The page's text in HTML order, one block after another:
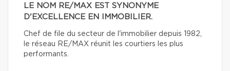
LE NOM RE/MAX EST SYNONYME
D'EXCELLENCE EN IMMOBILIER.
Chef de file du secteur de l'immobilier depuis 1982,
le réseau RE/MAX réunit les courtiers les plus
performants.